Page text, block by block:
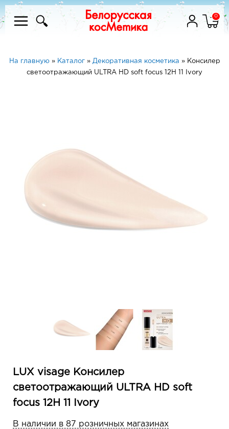
0
На главную» Каталог» Декоративная косметика » Консилер
светоотражающий ULTRA HD soft focus 12H 11 Ivory
LUX visage Консилер
светоотражающий ULTRA HD soft
focus 12H 11 Ivory
В наличии в 87 розничных магазинах